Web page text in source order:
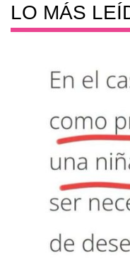
LO MÁS